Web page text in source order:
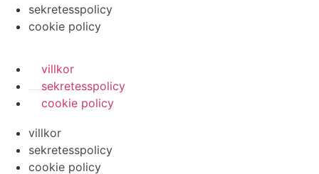
sekretesspolicy
cookie policy
villkor
sekretesspolicy
cookie policy
villkor
sekretesspolicy
cookie policy